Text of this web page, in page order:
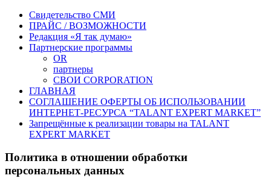
Свидетельство СМИ
ПРАЙС / ВОЗМОЖНОСТИ
Редакция «Я так думаю»
Партнерские программы
OR
партнеры
СВОИ CORPORATION
ГЛАВНАЯ
СОГЛАШЕНИЕ ОФЕРТЫ ОБ ИСПОЛЬЗОВАНИИ
ИНТЕРНЕТ-РЕСУРСА “TALANT EXPERT MARKET”
Запрещённые к реализации товары на TALANT
EXPERT MARKET
Политика в отношении обработки
персональных данных